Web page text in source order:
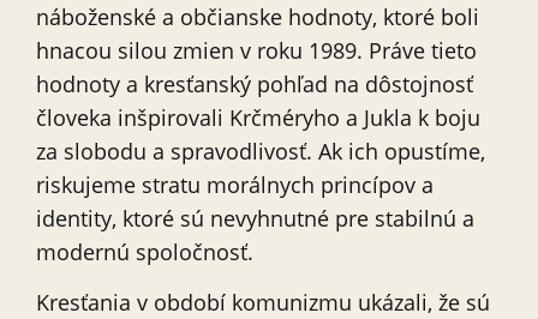
náboženské a občianske hodnoty, ktoré boli
hnacou silou zmien v roku 1989. Práve tieto
hodnoty a kresťanský pohľad na dôstojnosť
človeka inšpirovali Krčméryho a Jukla k boju
za slobodu a spravodlivosť. Ak ich opustíme,
riskujeme stratu morálnych princípov a
identity, ktoré sú nevyhnutné pre stabilnú a
modernú spoločnosť.
Kresťania v období komunizmu ukázali, že sú